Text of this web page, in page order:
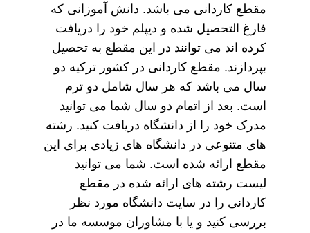
مقطع کاردانی می باشد. دانش آموزانی که
فارغ التحصیل شده و دیپلم خود را دریافت
کرده اند می توانند در این مقطع به تحصیل
بپردازند. مقطع کاردانی در کشور ترکیه دو
سال می باشد که هر سال شامل دو ترم
است. بعد از اتمام دو سال شما می توانید
مدرک خود را از دانشگاه دریافت کنید. رشته
های متنوعی در دانشگاه های زیادی برای این
مقطع ارائه شده است. شما می توانید
لیست رشته های ارائه شده در مقطع
کاردانی را در سایت دانشگاه مورد نظر
بررسی کنید و یا با مشاوران موسسه ما در